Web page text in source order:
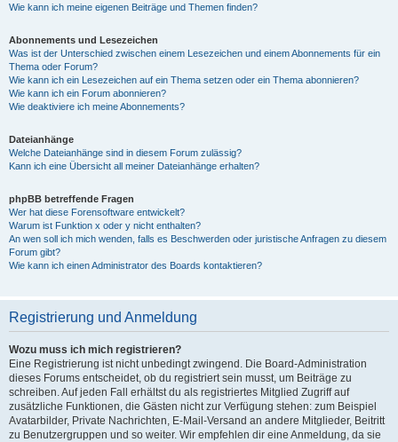
Wie kann ich meine eigenen Beiträge und Themen finden?
Abonnements und Lesezeichen
Was ist der Unterschied zwischen einem Lesezeichen und einem Abonnements für ein
Thema oder Forum?
Wie kann ich ein Lesezeichen auf ein Thema setzen oder ein Thema abonnieren?
Wie kann ich ein Forum abonnieren?
Wie deaktiviere ich meine Abonnements?
Dateianhänge
Welche Dateianhänge sind in diesem Forum zulässig?
Kann ich eine Übersicht all meiner Dateianhänge erhalten?
phpBB betreffende Fragen
Wer hat diese Forensoftware entwickelt?
Warum ist Funktion x oder y nicht enthalten?
An wen soll ich mich wenden, falls es Beschwerden oder juristische Anfragen zu diesem
Forum gibt?
Wie kann ich einen Administrator des Boards kontaktieren?
Registrierung und Anmeldung
Wozu muss ich mich registrieren?
Eine Registrierung ist nicht unbedingt zwingend. Die Board-Administration
dieses Forums entscheidet, ob du registriert sein musst, um Beiträge zu
schreiben. Auf jeden Fall erhältst du als registriertes Mitglied Zugriff auf
zusätzliche Funktionen, die Gästen nicht zur Verfügung stehen: zum Beispiel
Avatarbilder, Private Nachrichten, E-Mail-Versand an andere Mitglieder, Beitritt
zu Benutzergruppen und so weiter. Wir empfehlen dir eine Anmeldung, da sie